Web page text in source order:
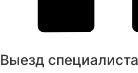
Выезд специалиста